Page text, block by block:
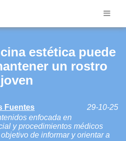
estética puede
un rostro
joven
Fuentes
29-10-25
enfocada en
y procedimientos médicos
de informar y orientar a